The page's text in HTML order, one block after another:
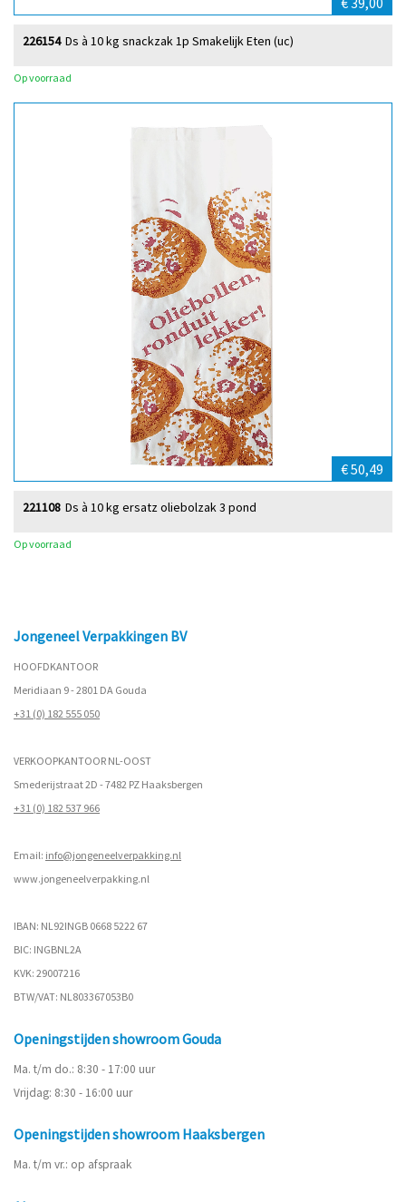
Ds à 10 kg snackzak 1p Smakelijk Eten (uc)
226154
Op voorraad
€ 50,49
Ds à 10 kg ersatz oliebolzak 3 pond
221108
Op voorraad
Jongeneel Verpakkingen BV
HOOFDKANTOOR
Meridiaan 9 - 2801 DA Gouda
+31 (0) 182 555 050
VERKOOPKANTOOR NL-OOST
Smederijstraat 2D - 7482 PZ Haaksbergen
+31 (0) 182 537 966
Email: info@jongeneelverpakking.nl
www.jongeneelverpakking.nl
IBAN: NL92INGB 0668 5222 67
BIC: INGBNL2A
KVK: 29007216
BTW/VAT: NL803367053B0
Openingstijden showroom Gouda
Ma. t/m do.: 8:30 - 17:00 uur
Vrijdag: 8:30 - 16:00 uur
Openingstijden showroom Haaksbergen
Ma. t/m vr.: op afspraak